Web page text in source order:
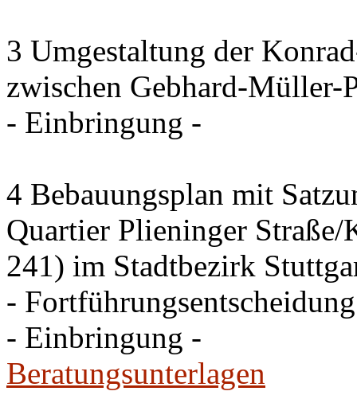
3 Umgestaltung der
zwischen Gebhard-Müller-
- Einbringung -
4 Bebauungsplan mit
Quartier Plieninger
241) im Stadtbezirk
- Fortführungsentscheidung
- Einbringung -
Beratungsunterlagen